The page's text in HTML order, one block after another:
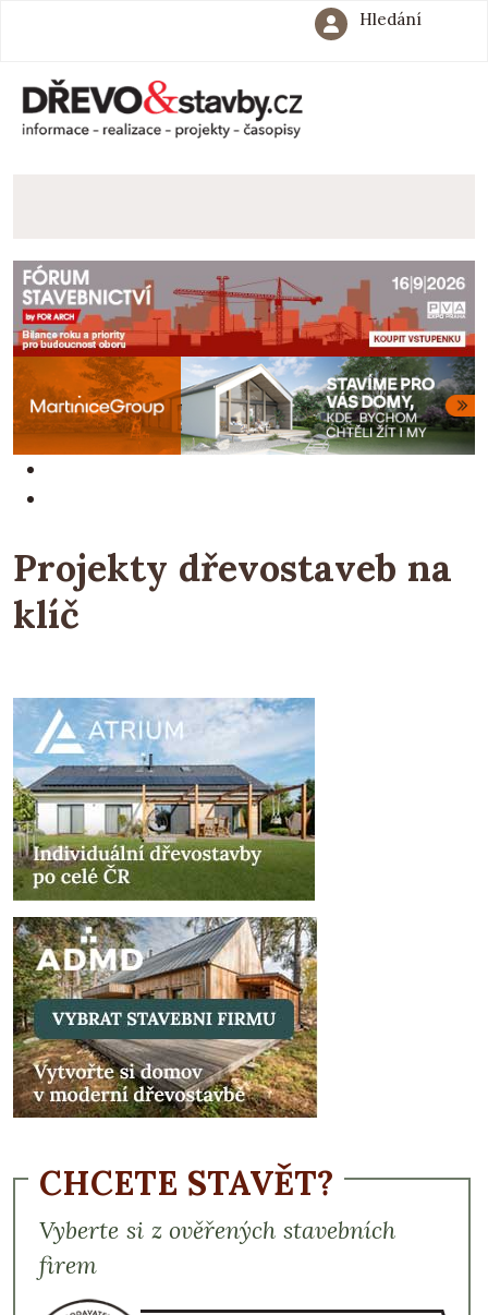
Hledání
Projekty dřevostaveb na
klíč
CHCETE STAVĚT?
Vyberte si z ověřených stavebních
firem